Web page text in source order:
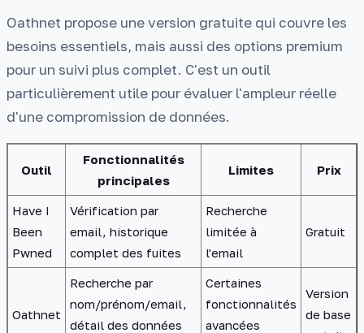
Oathnet propose une version gratuite qui couvre les
besoins essentiels, mais aussi des options premium
pour un suivi plus complet. C'est un outil
particulièrement utile pour évaluer l'ampleur réelle
d'une compromission de données.
Outil
Fonctionnalités
principales
Limites Prix
Have I
Been
Pwned
Vérification par
email, historique
complet des fuites
Recherche
limitée à
l'email
Gratuit
Oathnet
Recherche par
nom/prénom/email,
détail des données
Certaines
fonctionnalités
avancées
Version
de base